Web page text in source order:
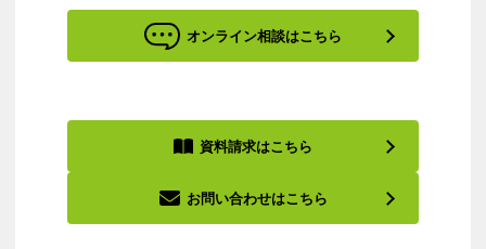
オンライン相談はこちら
資料請求はこちら
お問い合わせはこちら